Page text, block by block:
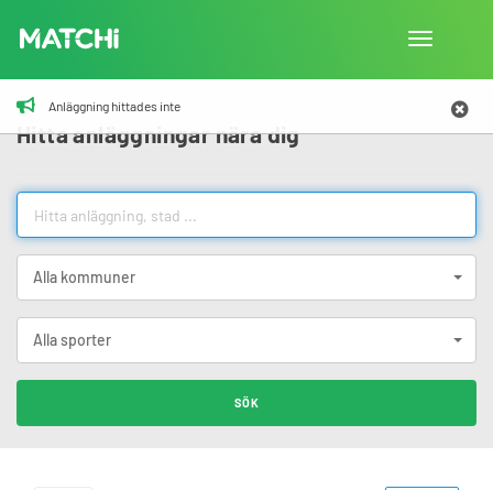
Toggla
Anläggning hittades inte
Hitta anläggningar nära dig
Alla kommuner
Alla sporter